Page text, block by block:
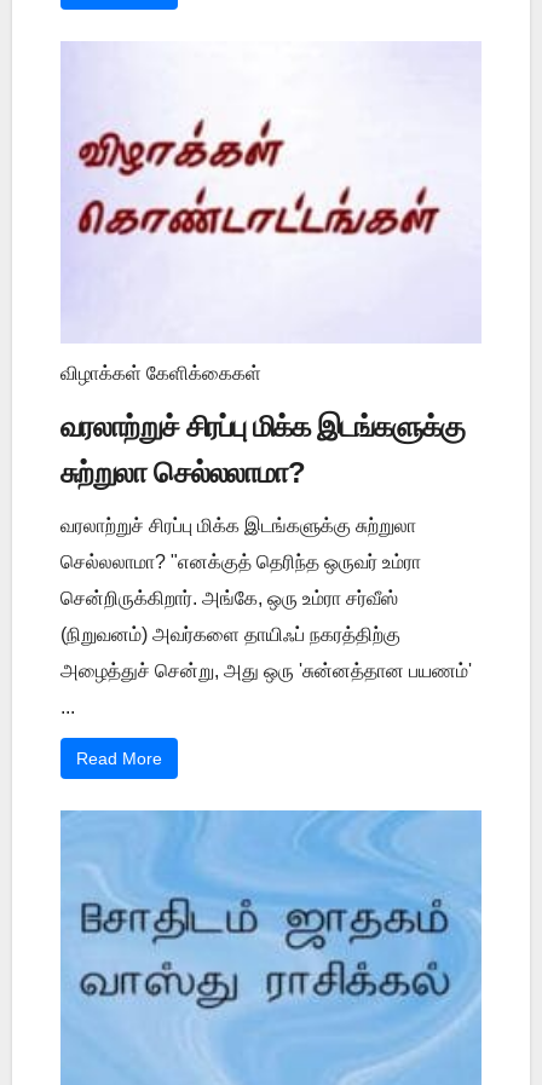
விழாக்கள் கேளிக்கைகள்
வரலாற்றுச் சிரப்பு மிக்க இடங்களுக்கு
சுற்றுலா செல்லலாமா?
வரலாற்றுச் சிரப்பு மிக்க இடங்களுக்கு சுற்றுலா
செல்லலாமா? "எனக்குத் தெரிந்த ஒருவர் உம்ரா
சென்றிருக்கிறார். அங்கே, ஒரு உம்ரா சர்வீஸ்
(நிறுவனம்) அவர்களை தாயிஃப் நகரத்திற்கு
அழைத்துச் சென்று, அது ஒரு 'சுன்னத்தான பயணம்'
...
Read More